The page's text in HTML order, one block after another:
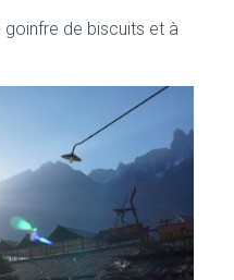
goinfre de biscuits et à